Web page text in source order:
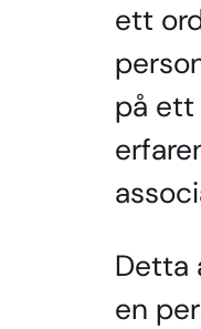
ett
på ett
Detta
en